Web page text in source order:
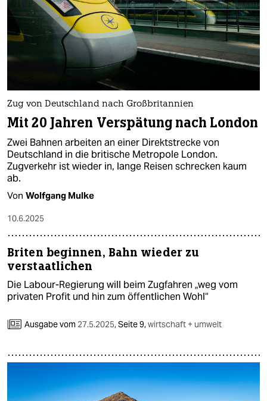
epaper login
Zug von Deutschland nach Großbritannien
Mit 20 Jahren Verspätung nach London
Zwei Bahnen arbeiten an einer Direktstrecke von
Deutschland in die britische Metropole London.
Zugverkehr ist wieder in, lange Reisen schrecken kaum
ab.
Von Wolfgang Mulke
10.6.2025
Briten beginnen, Bahn wieder zu
verstaatlichen
Die Labour-Regierung will beim Zugfahren „weg vom
privaten Profit und hin zum öffentlichen Wohl“
Ausgabe vom 27.5.2025,Seite 9,wirtschaft + umwelt